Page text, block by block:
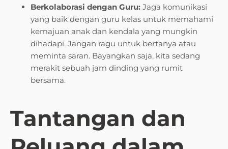
Berkolaborasi dengan Guru: Jaga komunikasi
yang baik dengan guru kelas untuk memahami
kemajuan anak dan kendala yang mungkin
dihadapi. Jangan ragu untuk bertanya atau
meminta saran. Bayangkan saja, kita sedang
merakit sebuah jam dinding yang rumit
bersama.
Tantangan dan